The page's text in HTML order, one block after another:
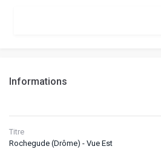
Informations
Titre
Rochegude (Drôme) - Vue Est